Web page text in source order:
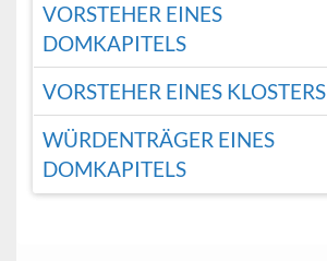
VORSTEHER EINES
DOMKAPITELS
VORSTEHER EINES KLOSTERS
WÜRDENTRÄGER EINES
DOMKAPITELS